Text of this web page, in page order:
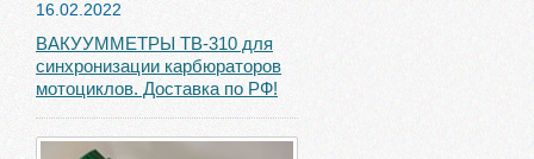
16.02.2022
ВАКУУММЕТРЫ ТВ-310 для
синхронизации карбюраторов
мотоциклов. Доставка по РФ!